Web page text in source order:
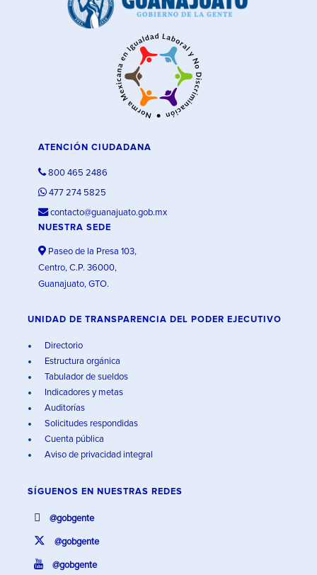
ATENCIÓN CIUDADANA
800 465 2486
477 274 5825
contacto@guanajuato.gob.mx
NUESTRA SEDE
Paseo de la Presa 103,
Centro, C.P. 36000,
Guanajuato, GTO.
UNIDAD DE TRANSPARENCIA DEL PODER EJECUTIVO
Directorio
Estructura orgánica
Tabulador de sueldos
Indicadores y metas
Auditorías
Solicitudes respondidas
Cuenta pública
Aviso de privacidad integral
SÍGUENOS EN NUESTRAS REDES
@gobgente
@gobgente
@gobgente